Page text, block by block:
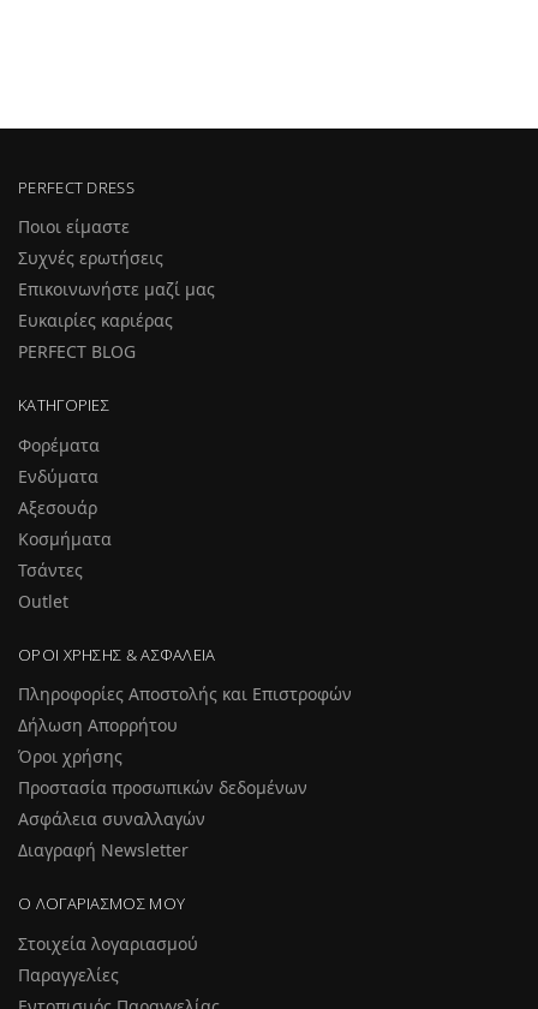
PERFECT DRESS
Ποιοι είμαστε
Συχνές ερωτήσεις
Επικοινωνήστε μαζί μας
Ευκαιρίες καριέρας
PERFECT BLOG
ΚΑΤΗΓΟΡΊΕΣ
Φορέματα
Ενδύματα
Αξεσουάρ
Κοσμήματα
Τσάντες
Outlet
ΌΡΟΙ ΧΡΉΣΗΣ & ΑΣΦΆΛΕΙΑ
Πληροφορίες Αποστολής και Επιστροφών
Δήλωση Απορρήτου
Όροι χρήσης
Προστασία προσωπικών δεδομένων
Ασφάλεια συναλλαγών
Διαγραφή Newsletter
Ο ΛΟΓΑΡΙΑΣΜΌΣ ΜΟΥ
Στοιχεία λογαριασμού
Παραγγελίες